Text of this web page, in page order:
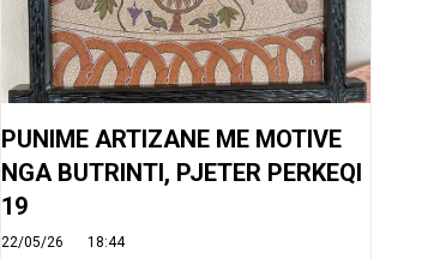
PUNIME ARTIZANE ME MOTIVE
NGA BUTRINTI, PJETER PERKEQI
19
22/05/26 18:44